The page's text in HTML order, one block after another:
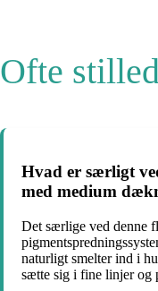
Ofte
Hvad er særligt
med medium
Det særlige ved denne
naturligt smelter ind i
sætte sig i fine linjer og